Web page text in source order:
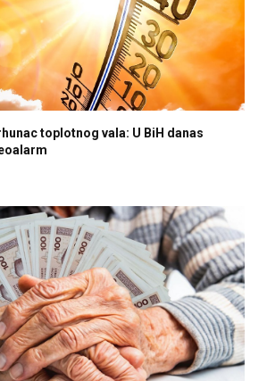
toplotnog vala: U BiH danas